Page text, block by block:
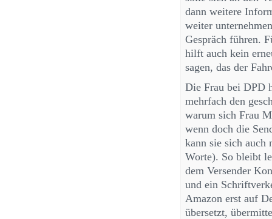
dann weitere
weiter
Gespräch führen.
hilft auch kein
sagen, das der
Die Frau bei DPD
mehrfach den
warum sich Frau
wenn doch die
kann sie sich auch
Worte). So bleibt
dem Versender
und ein
Amazon erst auf
übersetzt,